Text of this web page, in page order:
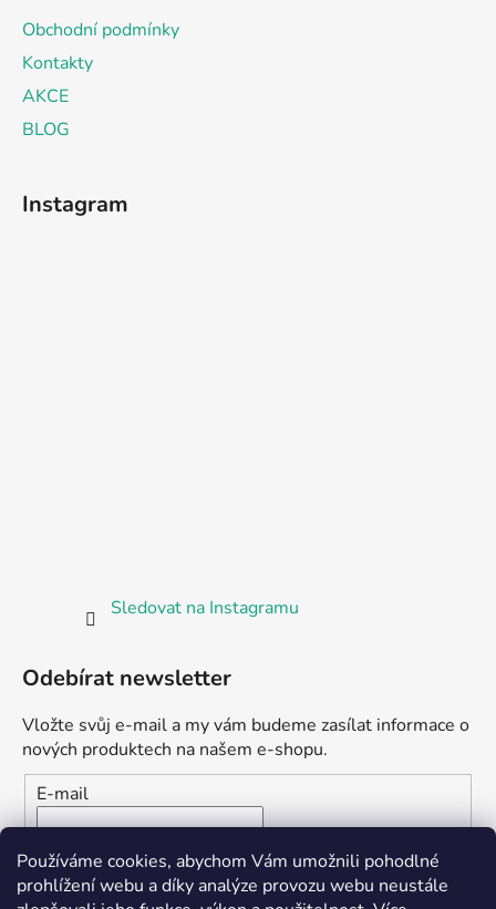
Používáme cookies, abychom Vám umožnili pohodlné
prohlížení webu a díky analýze provozu webu neustále
Obchodní podmínky
Kontakty
AKCE
BLOG
Instagram
Sledovat na Instagramu
Odebírat newsletter
Vložte svůj e-mail a my vám budeme zasílat informace o
nových produktech na našem e-shopu.
E-mail
Vložením e-mailu souhlasíte s
podmínkami ochrany
osobních údajů